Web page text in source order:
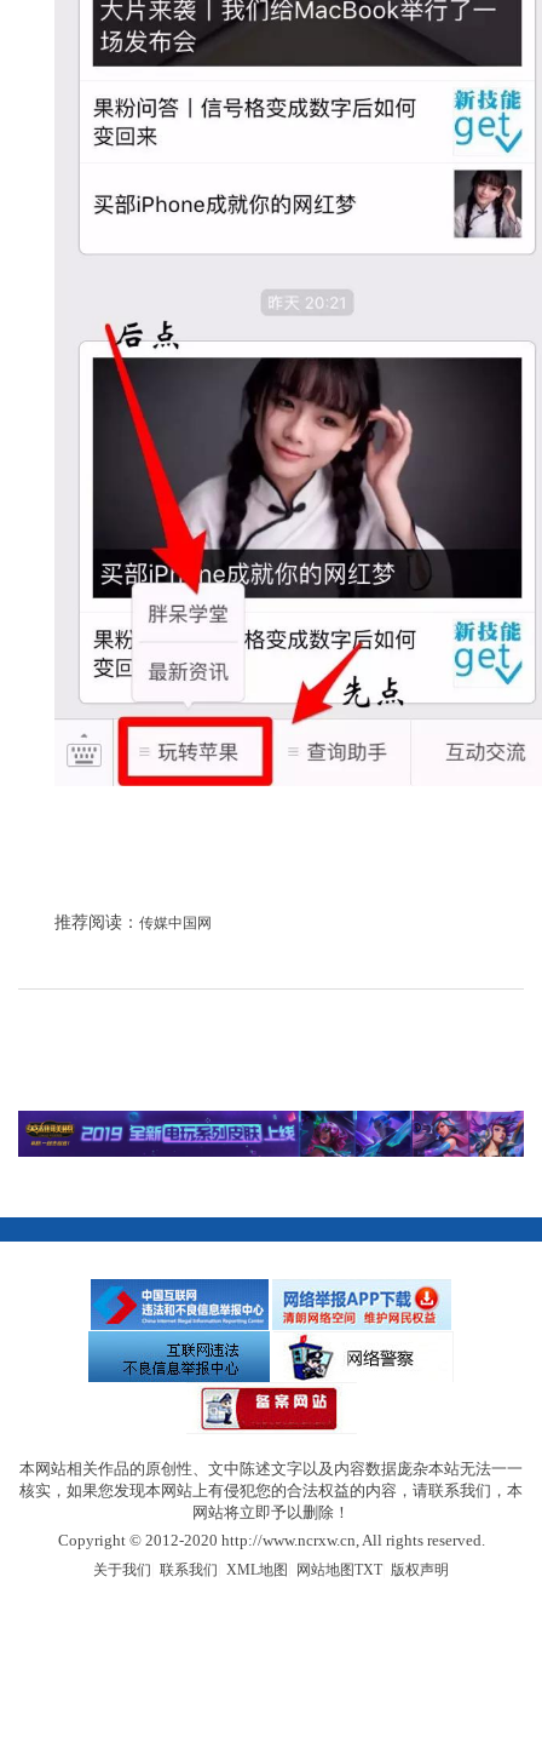
推荐阅读： 传媒中国网
本网站相关作品的原创性、文中陈述文字以及内容数据庞杂本站无法一一
核实，如果您发现本网站上有侵犯您的合法权益的内容，请联系我们，本
网站将立即予以删除！
Copyright © 2012-2020 http://www.ncrxw.cn, All rights reserved.
关于我们 联系我们 XML地图 网站地图TXT| 版权声明